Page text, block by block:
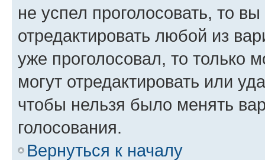
не успел проголосовать, то
отредактировать любой из
уже проголосовал, то только
могут отредактировать или
чтобы нельзя было менять
голосования.
Вернуться к началу